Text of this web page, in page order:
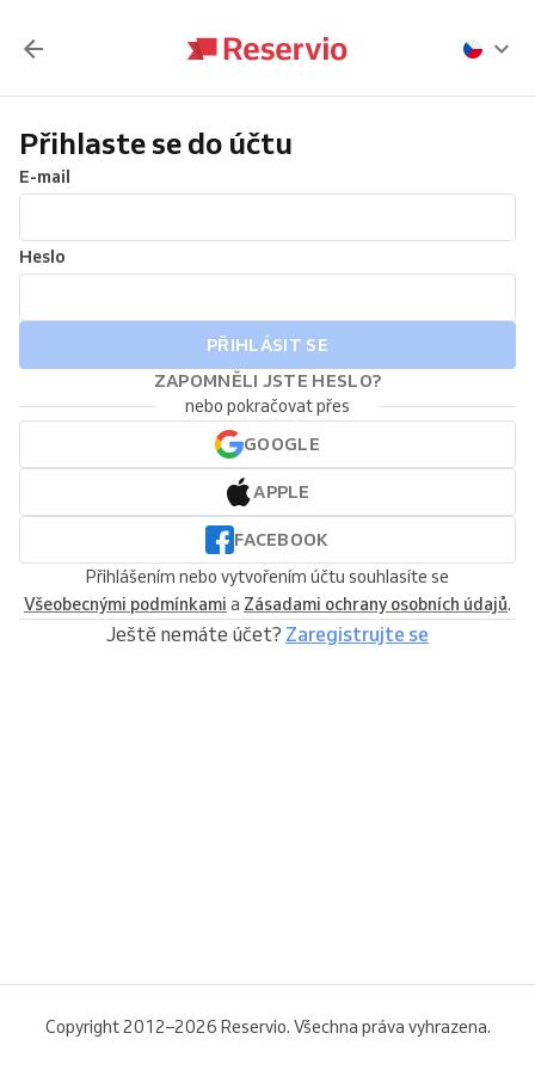
Přihlaste se do účtu
E-mail
Heslo
PŘIHLÁSIT SE
ZAPOMNĚLI JSTE HESLO?
nebo pokračovat přes
GOOGLE
APPLE
FACEBOOK
Přihlášením nebo vytvořením účtu souhlasíte se
Všeobecnými podmínkami a Zásadami ochrany osobních údajů.
Ještě nemáte účet? Zaregistrujte se
Copyright 2012–2026 Reservio. Všechna práva vyhrazena.